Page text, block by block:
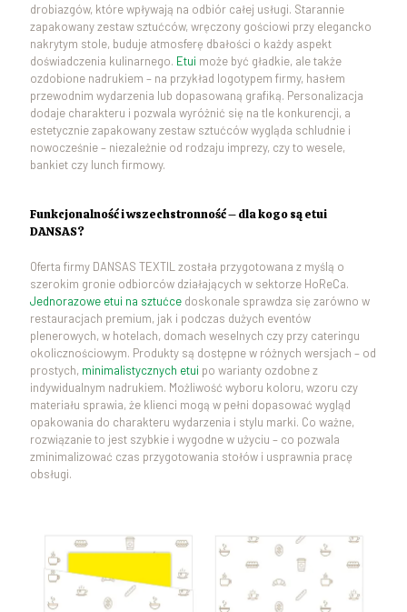
drobiazgów, które wpływają na odbiór całej usługi. Starannie
zapakowany zestaw sztućców, wręczony gościowi przy elegancko
nakrytym stole, buduje atmosferę dbałości o każdy aspekt
doświadczenia kulinarnego. Etui może być gładkie, ale także
ozdobione nadrukiem – na przykład logotypem firmy, hasłem
przewodnim wydarzenia lub dopasowaną grafiką. Personalizacja
dodaje charakteru i pozwala wyróżnić się na tle konkurencji, a
estetycznie zapakowany zestaw sztućców wygląda schludnie i
nowocześnie – niezależnie od rodzaju imprezy, czy to wesele,
bankiet czy lunch firmowy.
Funkcjonalność i wszechstronność – dla kogo są etui
DANSAS?
Oferta firmy DANSAS TEXTIL została przygotowana z myślą o
szerokim gronie odbiorców działających w sektorze HoReCa.
Jednorazowe etui na sztućce doskonale sprawdza się zarówno w
restauracjach premium, jak i podczas dużych eventów
plenerowych, w hotelach, domach weselnych czy przy cateringu
okolicznościowym. Produkty są dostępne w różnych wersjach – od
prostych, minimalistycznych etui po warianty ozdobne z
indywidualnym nadrukiem. Możliwość wyboru koloru, wzoru czy
materiału sprawia, że klienci mogą w pełni dopasować wygląd
opakowania do charakteru wydarzenia i stylu marki. Co ważne,
rozwiązanie to jest szybkie i wygodne w użyciu – co pozwala
zminimalizować czas przygotowania stołów i usprawnia pracę
obsługi.